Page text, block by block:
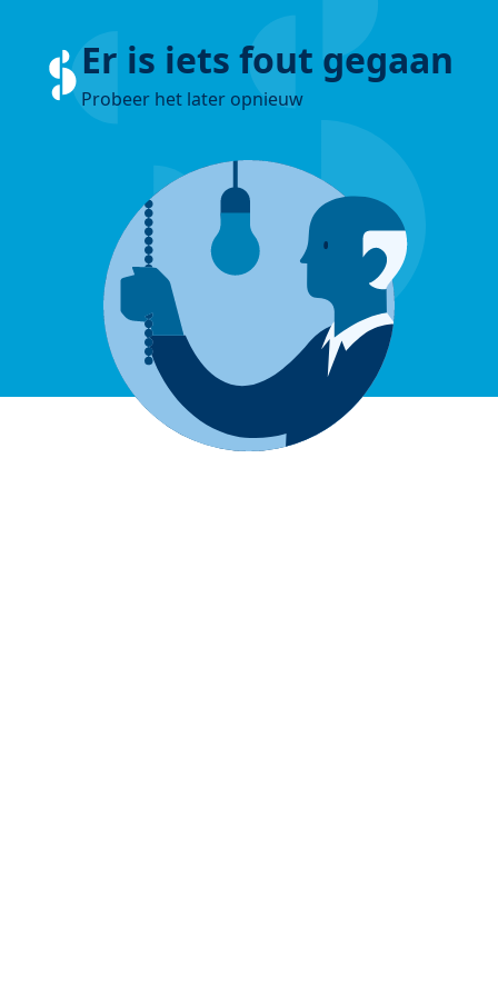
Er is iets fout gegaan
Probeer het later opnieuw